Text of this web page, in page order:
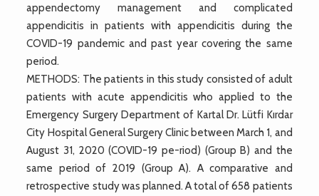
appendectomy management and complicated
appendicitis in patients with appendicitis during the
COVID-19 pandemic and past year covering the same
period.
METHODS: The patients in this study consisted of adult
patients with acute appendicitis who applied to the
Emergency Surgery Department of Kartal Dr. Lütfi Kırdar
City Hospital General Surgery Clinic between March 1, and
August 31, 2020 (COVID-19 pe-riod) (Group B) and the
same period of 2019 (Group A). A comparative and
retrospective study was planned. A total of 658 patients